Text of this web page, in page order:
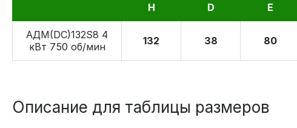
H D E
АДМ(DC)132S8 4
кВт 750 об/мин
132 38 80
Описание для таблицы размеров